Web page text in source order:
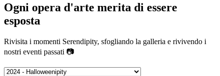
Ogni opera d'arte merita di essere
esposta
Rivisita i momenti Serendipity, sfogliando la galleria e rivivendo i
nostri eventi passati 📷